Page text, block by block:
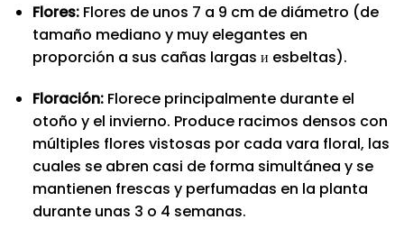
Flores:Flores de unos 7 a 9 cm de diámetro (de
tamaño mediano y muy elegantes en
proporción a sus cañas largas и esbeltas).
Floración:Florece principalmente durante el
otoño y el invierno. Produce racimos densos con
múltiples flores vistosas por cada vara floral, las
cuales se abren casi de forma simultánea y se
mantienen frescas y perfumadas en la planta
durante unas 3 o 4 semanas.